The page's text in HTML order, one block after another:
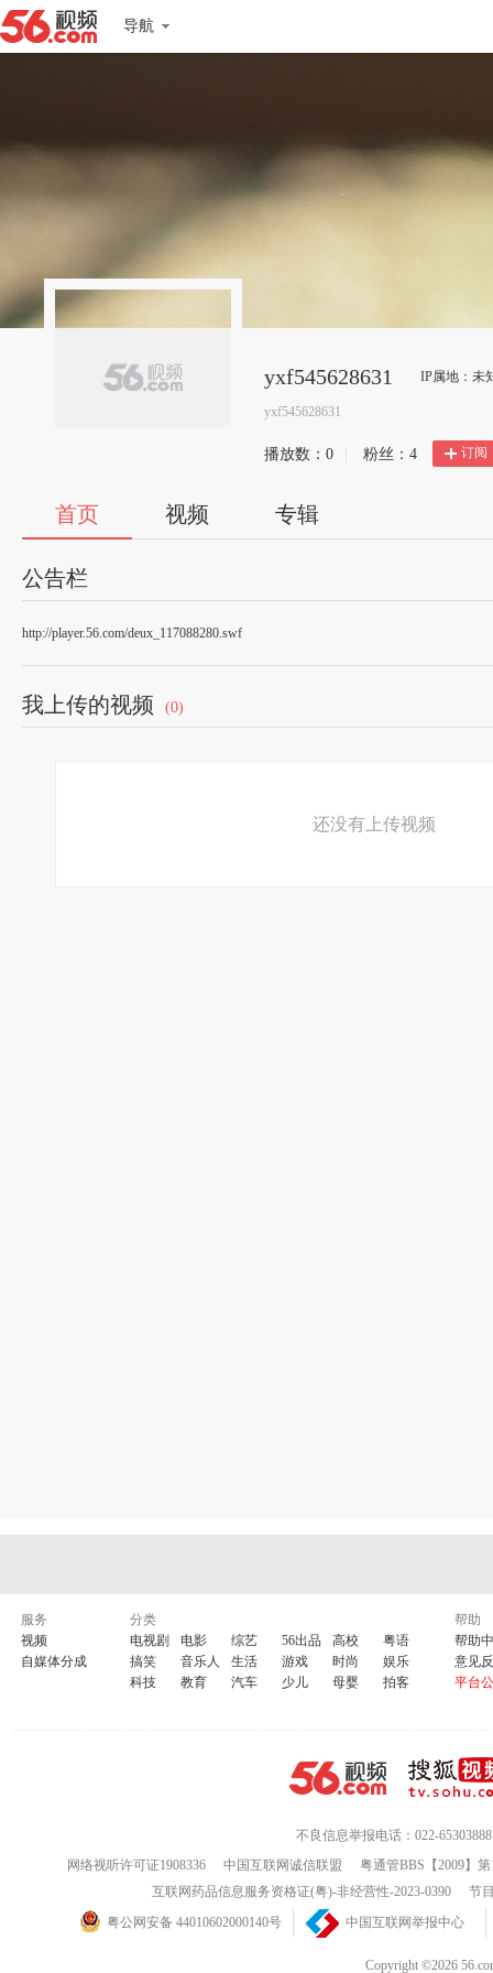
导航
yxf545628631 IP属地：未
yxf545628631
播放数： 0 粉丝： 4 订阅
首页 视频 专辑
公告栏
http://player.56.com/deux_117088280.swf
我上传的视频 (0)
还没有上传视频
服务
视频
自媒体分成
分类
电视剧
电影 综艺 56出品 高校
粤语
搞笑
音乐人 生活 游戏 时尚
娱乐
科技
教育 汽车 少儿 母婴 拍客
帮助
帮助
意见
平台
不良信息举报电话：022-65303888
网络视听许可证1908336
中国互联网诚信联盟
粤通管BBS【2009】
互联网药品信息服务资格证(粤)-非经营性-2023-0390
节
粤公网安备 44010602000140号
中国互联网举报中心
Copyright ©2026